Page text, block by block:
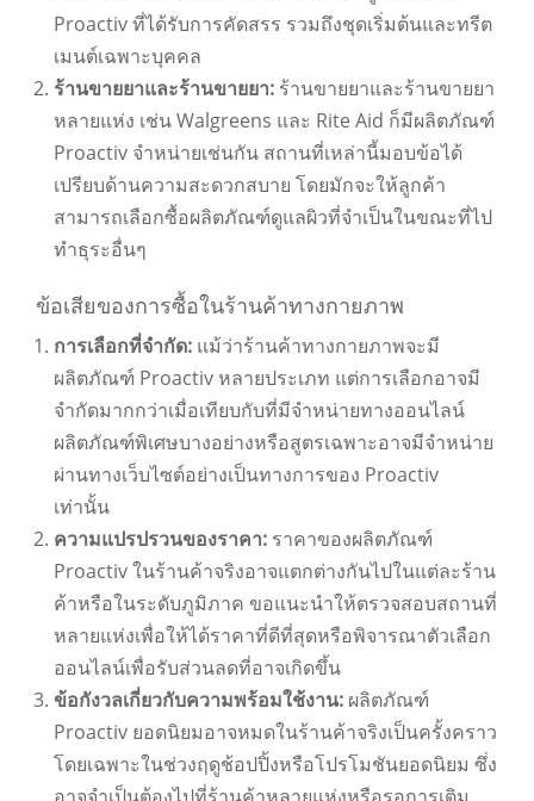
Proactiv ที่ได้รับการคัดสรร รวมถึงชุดเริ่มต้นและทรีต
เมนต์เฉพาะบุคคล
ร้านขายยาและร้านขายยา: ร้านขายยาและร้านขายยา
หลายแห่ง เช่น Walgreens และ Rite Aid ก็มีผลิตภัณฑ์
Proactiv จำหน่ายเช่นกัน สถานที่เหล่านี้มอบข้อได้
เปรียบด้านความสะดวกสบาย โดยมักจะให้ลูกค้า
สามารถเลือกซื้อผลิตภัณฑ์ดูแลผิวที่จำเป็นในขณะที่ไป
ทำธุระอื่นๆ
ข้อเสียของการซื้อในร้านค้าทางกายภาพ
การเลือกที่จำกัด: แม้ว่าร้านค้าทางกายภาพจะมี
ผลิตภัณฑ์ Proactiv หลายประเภท แต่การเลือกอาจมี
จำกัดมากกว่าเมื่อเทียบกับที่มีจำหน่ายทางออนไลน์
ผลิตภัณฑ์พิเศษบางอย่างหรือสูตรเฉพาะอาจมีจำหน่าย
ผ่านทางเว็บไซต์อย่างเป็นทางการของ Proactiv
เท่านั้น
ความแปรปรวนของราคา: ราคาของผลิตภัณฑ์
Proactiv ในร้านค้าจริงอาจแตกต่างกันไปในแต่ละร้าน
ค้าหรือในระดับภูมิภาค ขอแนะนำให้ตรวจสอบสถานที่
หลายแห่งเพื่อให้ได้ราคาที่ดีที่สุดหรือพิจารณาตัวเลือก
ออนไลน์เพื่อรับส่วนลดที่อาจเกิดขึ้น
ข้อกังวลเกี่ยวกับความพร้อมใช้งาน: ผลิตภัณฑ์
Proactiv ยอดนิยมอาจหมดในร้านค้าจริงเป็นครั้งคราว
โดยเฉพาะในช่วงฤดูช้อปปิ้งหรือโปรโมชันยอดนิยม ซึ่ง